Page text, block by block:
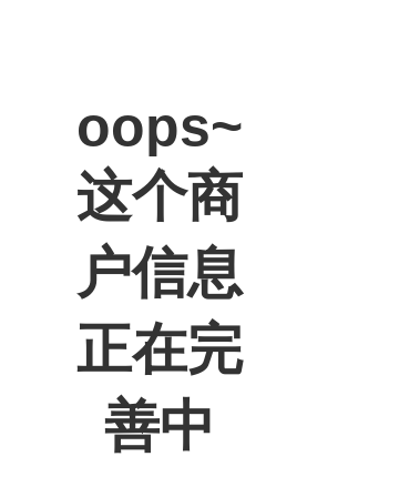
oops~
这个商
户信息
正在完
善中